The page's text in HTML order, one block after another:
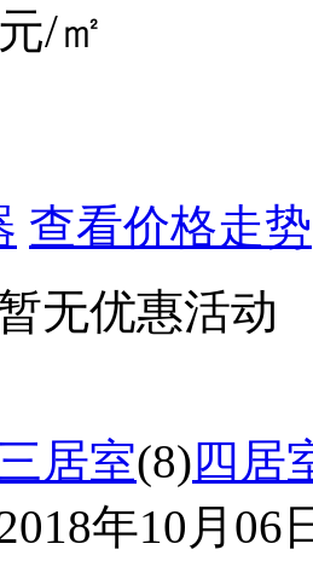
元/㎡
查看价格走势
无优惠活动
三居室(8)四居
年10月06